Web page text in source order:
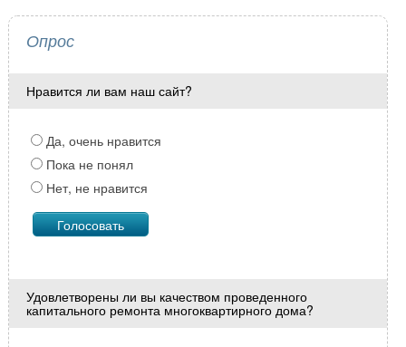
Опрос
Нравится ли вам наш сайт?
Да, очень нравится
Пока не понял
Нет, не нравится
Удовлетворены ли вы качеством проведенного
капитального ремонта многоквартирного дома?